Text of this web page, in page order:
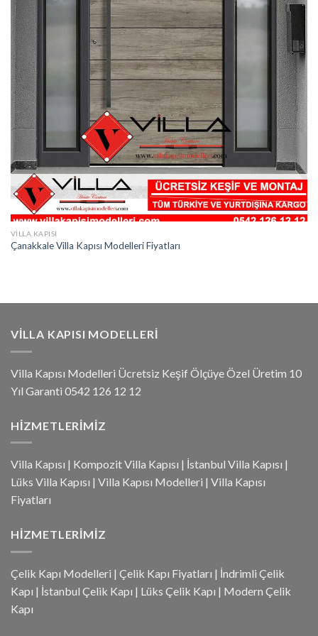
VILLA KAPISI
Çanakkale Villa Kapısı Modelleri Fiyatları
VILLA KAPISI MODELLERI
Villa Kapısı Modelleri Ücretsiz Keşif Ölçüye Özel Üretim 10
Yıl Garanti 0542 126 12 12
HIZMETLERIMIZ
Villa Kapısı | Kompozit Villa Kapısı | İstanbul Villa Kapısı |
Lüks Villa Kapısı | Villa Kapısı Modelleri | Villa Kapısı
Fiyatları
HIZMETLERIMIZ
Çelik Kapı Modelleri | Çelik Kapı Fiyatları | İndrimli Çelik
Kapı | İstanbul Çelik Kapı | Lüks Çelik Kapı | Modern Çelik
Kapı